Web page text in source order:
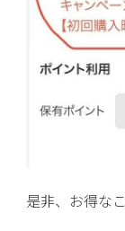
是非、お得な